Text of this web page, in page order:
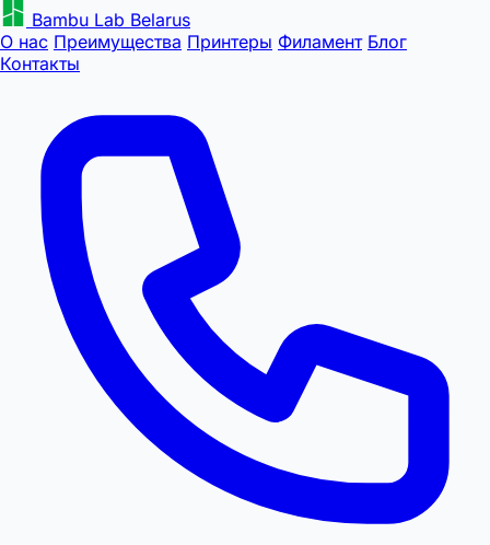
Bambu Lab Belarus
О нас Преимущества Принтеры Филамент Блог
Контакты